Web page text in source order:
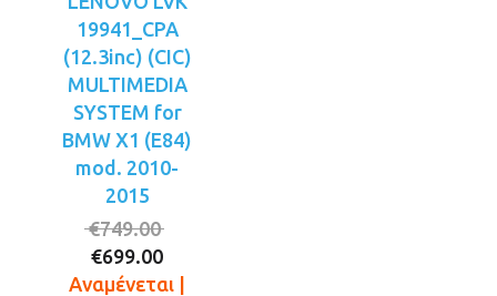
19941_CPA
(12.3inc) (CIC)
MULTIMEDIA
SYSTEM for
BMW X1 (E84)
mod. 2010-
2015
€749.00
was:
€699.00
τρέχουσα
Αναμένεται |